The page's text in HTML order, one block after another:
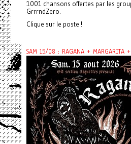
1001 chansons offertes par les
GrrrndZero.
Clique sur le poste !
SAM 15/08 : RAGANA + MARGARITA +